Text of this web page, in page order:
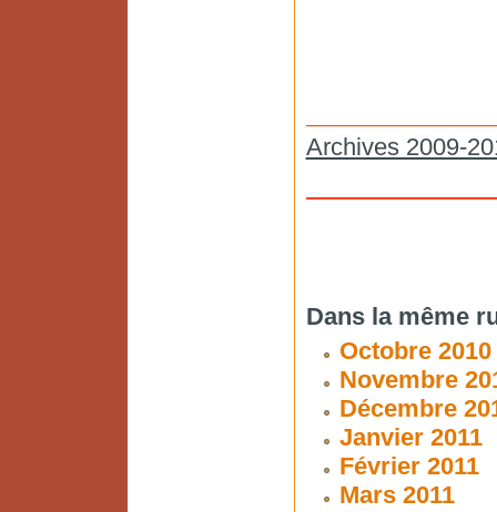
Archives 2009-
Dans la même
Octobre 2010
Novembre
Décembre
Janvier 2011
Février 2011
Mars 2011